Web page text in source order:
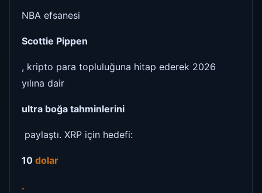
NBA efsanesi
Scottie Pippen
, kripto para topluluğuna hitap ederek 2026
yılına dair
ultra boğa tahminlerini
paylaştı. XRP için hedefi:
10 dolar
.